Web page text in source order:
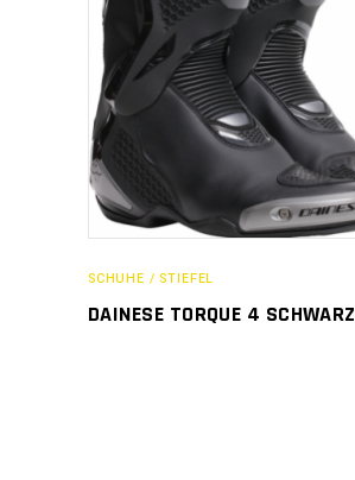
SCHUHE / STIEFEL
DAINESE TORQUE 4 SCHWARZ